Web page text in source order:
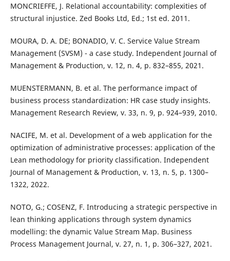
MONCRIEFFE, J. Relational accountability: complexities of
structural injustice. Zed Books Ltd, Ed.; 1st ed. 2011.
MOURA, D. A. DE; BONADIO, V. C. Service Value Stream
Management (SVSM) - a case study. Independent Journal of
Management & Production, v. 12, n. 4, p. 832–855, 2021.
MUENSTERMANN, B. et al. The performance impact of
business process standardization: HR case study insights.
Management Research Review, v. 33, n. 9, p. 924–939, 2010.
NACIFE, M. et al. Development of a web application for the
optimization of administrative processes: application of the
Lean methodology for priority classification. Independent
Journal of Management & Production, v. 13, n. 5, p. 1300–
1322, 2022.
NOTO, G.; COSENZ, F. Introducing a strategic perspective in
lean thinking applications through system dynamics
modelling: the dynamic Value Stream Map. Business
Process Management Journal, v. 27, n. 1, p. 306–327, 2021.